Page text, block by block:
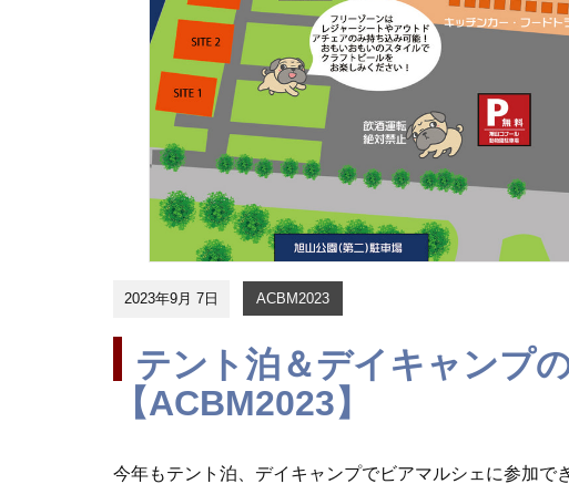
2023年9月 7日 ACBM2023
テント泊＆デイキャンプ
【ACBM2023】
今年もテント泊、デイキャンプでビアマルシェに参加で